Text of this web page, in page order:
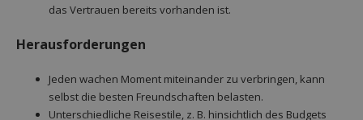
das Vertrauen bereits vorhanden ist.
Herausforderungen
Jeden wachen Moment miteinander zu verbringen, kann
selbst die besten Freundschaften belasten.
Unterschiedliche Reisestile, z. B. hinsichtlich des Budgets